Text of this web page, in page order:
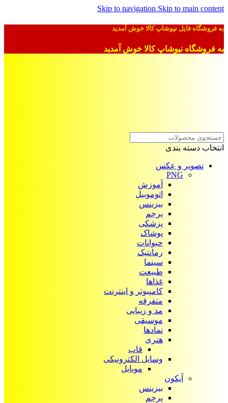
Skip to navigation Skip to main content
به فروشگاه فایل نیوشاپ کالا خوش آمدید
به فروشگاه نیوشاپ کالا خوش آمدید
انتخاب دسته بندی
تصویر و عکس
PNG
آموزش
اتوموبیل
بیزینس
پرچم
پزشکی
پوشاک
حیوانات
رمانتیک
سینما
طبیعت
غذاها
کامپیوتر و اینترنت
متفرقه
مد و زیبایی
موسیقی
نمادها
هنری
قاب
وسایل الکترونیکی
موبایل
آیکون‌
بیزینس
پرچم